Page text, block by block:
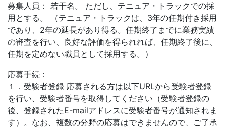
募集人員： 若干名。 ただし、テニュア・トラックでの採
用とする。 （テニュア・トラックは、3年の任期付き採用
であり、2年の延長があり得る。任期終了までに業務実績
の審査を行い、良好な評価を得られれば、任期終了後に、
任期を定めない職員として採用する。）
応募手続：
１．受験者登録 応募される方は以下URLから受験者登録
を行い、受験者番号を取得してください（受験者登録の
後、登録されたE-mailアドレスに受験者番号が通知されま
す）。なお、複数の分野の応募はできませんので、ご了承